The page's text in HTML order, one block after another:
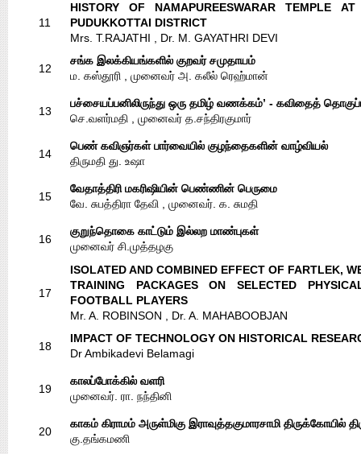
11
HISTORY OF NAMAPUREESWARAR TEMPLE
PUDUKKOTTAI DISTRICT
Mrs. T.RAJATHI , Dr. M. GAYATHRI DEVI
12
சங்க இலக்கியங்களில் குறவர் சமுதாயம்
ம. கஸ்தூரி , முனைவர் அ. கலீல் ரெஹ்மான்
13
பச்சையப்பனிலிருந்து ஒரு தமிழ் வணக்கம்’ - கவிதைத்
செ.வளர்மதி , முனைவர் த.சந்திரகுமார்
14
பெண் கவிஞர்கள் பார்வையில் குழந்தைகளின் வாழ்வியல்
திருமதி து. உஷா
15
வேதாத்திரி மகரிஷியின் பெண்ணின் பெருமை
வே. சுபத்திரா தேவி , முனைவர். க. சுமதி
16
குறுந்தொகை காட்டும் இல்லற மாண்புகள்
முனைவர் சி.முத்தழகு
17
ISOLATED AND COMBINED EFFECT OF FARTLEK,
TRAINING PACKAGES ON SELECTED
FOOTBALL PLAYERS
Mr. A. ROBINSON , Dr. A. MAHABOOBJAN
18
IMPACT OF TECHNOLOGY ON HISTORICAL
Dr Ambikadevi Belamagi
19
காலப்போக்கில் வளரி
முனைவர். ரா. நந்தினி
20
காகம் கிராமம் அருள்மிகு இராவுத்தகுமாரசாமி திருக்கோயில்
கு.தங்கமணி